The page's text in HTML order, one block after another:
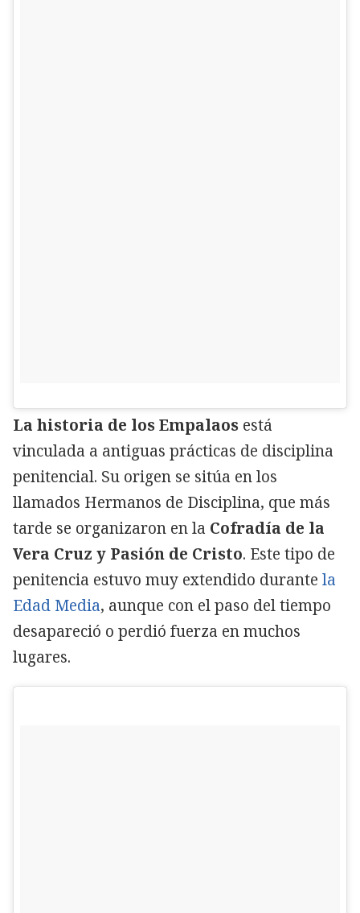
La historia de los Empalaos está
vinculada a antiguas prácticas de disciplina
penitencial. Su origen se sitúa en los
llamados Hermanos de Disciplina, que más
tarde se organizaron en la Cofradía de la
Vera Cruz y Pasión de Cristo. Este tipo de
penitencia estuvo muy extendido durante la
Edad Media, aunque con el paso del tiempo
desapareció o perdió fuerza en muchos
lugares.